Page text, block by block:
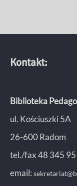
Kontakt:
Biblioteka
ul. Kościuszki 5A
26-600 Radom
tel./fax 48 345
email: